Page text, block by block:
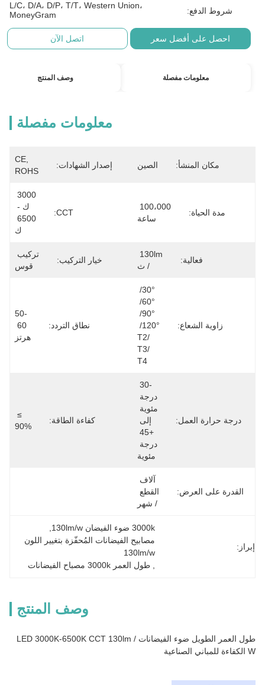
شروط الدفع:
L/C، D/A، D/P، T/T، Western Union،
MoneyGram
احصل على أفضل سعر اتصل الآن
معلومات مفصلة وصف المنتج
معلومات مفصلة
مكان المنشأ: الصين إصدار الشهادات:
CE,
ROHS
مدة الحياة:
ساعة
CCT:
ك
فعالية:
/ ث
خيار التركيب:
قوس
زاوية الشعاع:
T2/
T3/
T4
نطاق التردد:
50-
هرتز
درجة حرارة العمل:
مئوية
كفاءة الطاقة:
90%
القدرة على العرض:
/ شهر
إبراز:
3000k ضوء الفيضان 130lm/w
130lm/w
, طول العمر 3000k مصباح الفيضانات
وصف المنتج
طول العمر الطويل ضوء الفيضانات LED 3000K-6500K CCT 130lm /
W الكفاءة للمباني الصناعية